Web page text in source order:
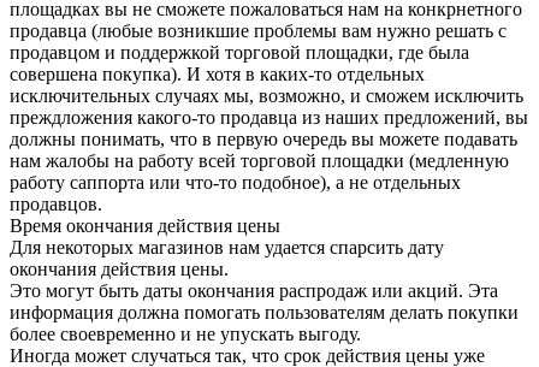
площадках вы не сможете пожаловаться нам на конкрнетного
продавца (любые возникшие проблемы вам нужно решать с
продавцом и поддержкой торговой площадки, где была
совершена покупка). И хотя в каких-то отдельных
исключительных случаях мы, возможно, и сможем исключить
преждложения какого-то продавца из наших предложений, вы
должны понимать, что в первую очередь вы можете подавать
нам жалобы на работу всей торговой площадки (медленную
работу саппорта или что-то подобное), а не отдельных
продавцов.
Время окончания действия цены
Для некоторых магазинов нам удается спарсить дату
окончания действия цены.
Это могут быть даты окончания распродаж или акций. Эта
информация должна помогать пользователям делать покупки
более своевременно и не упускать выгоду.
Иногда может случаться так, что срок действия цены уже